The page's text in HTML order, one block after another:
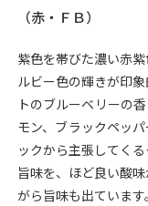
（赤・ＦＢ）
紫色を帯びた濃い赤
ルビー色の輝きが印
トのブルーベリーの
モン、ブラックペッ
ックから主張してく
旨味を、ほど良い酸
がら旨味も出ています。